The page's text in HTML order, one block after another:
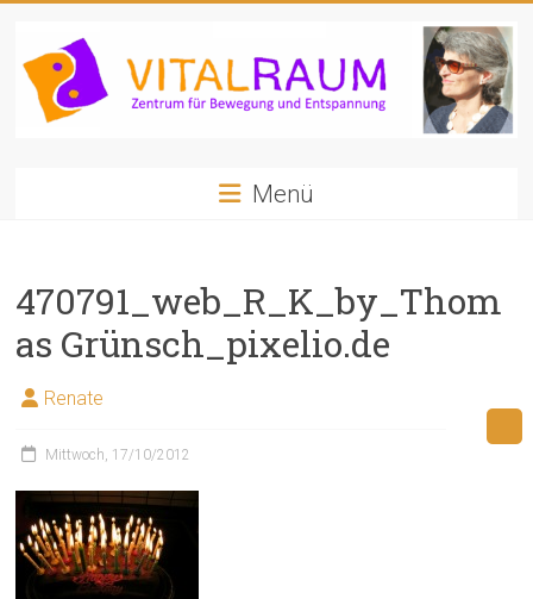
springen
VITALRAUM
und
Entspannung
Menü
470791_web_R_K_by_Thom
as Grünsch_pixelio.de
Renate
Mittwoch, 17/10/2012